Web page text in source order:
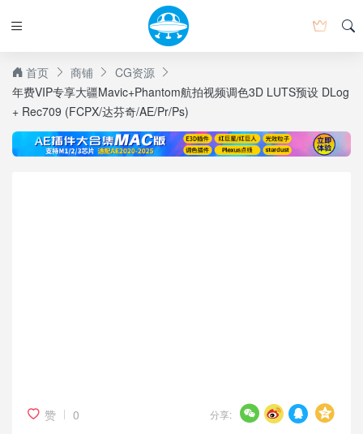
首页 商铺
CG资源
年费VIP专享大疆Mavic+Phantom航拍视频调色3D LUTS预设 DLog
+ Rec709 (FCPX/达芬奇/AE/Pr/Ps)
赞 0 分享: